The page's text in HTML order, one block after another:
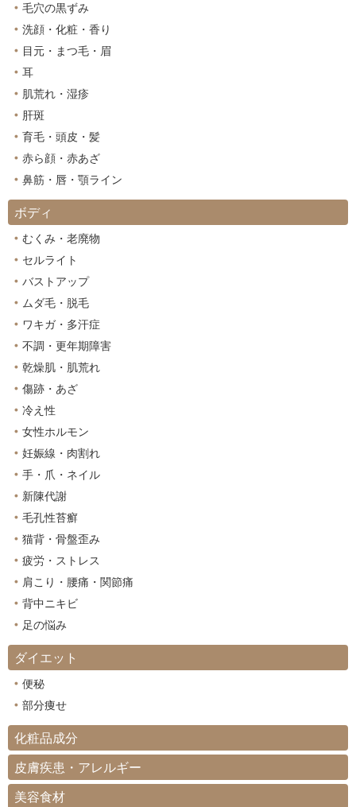
毛穴の黒ずみ
洗顔・化粧・香り
目元・まつ毛・眉
耳
肌荒れ・湿疹
肝斑
育毛・頭皮・髪
赤ら顔・赤あざ
鼻筋・唇・顎ライン
ボディ
むくみ・老廃物
セルライト
バストアップ
ムダ毛・脱毛
ワキガ・多汗症
不調・更年期障害
乾燥肌・肌荒れ
傷跡・あざ
冷え性
女性ホルモン
妊娠線・肉割れ
手・爪・ネイル
新陳代謝
毛孔性苔癬
猫背・骨盤歪み
疲労・ストレス
肩こり・腰痛・関節痛
背中ニキビ
足の悩み
ダイエット
便秘
部分痩せ
化粧品成分
皮膚疾患・アレルギー
美容食材